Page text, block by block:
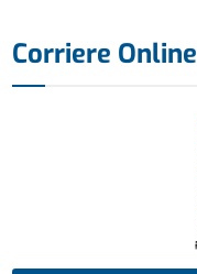
Corriere Online